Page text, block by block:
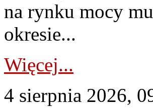
na rynku mocy
okresie...
Więcej...
4 sierpnia 2026,